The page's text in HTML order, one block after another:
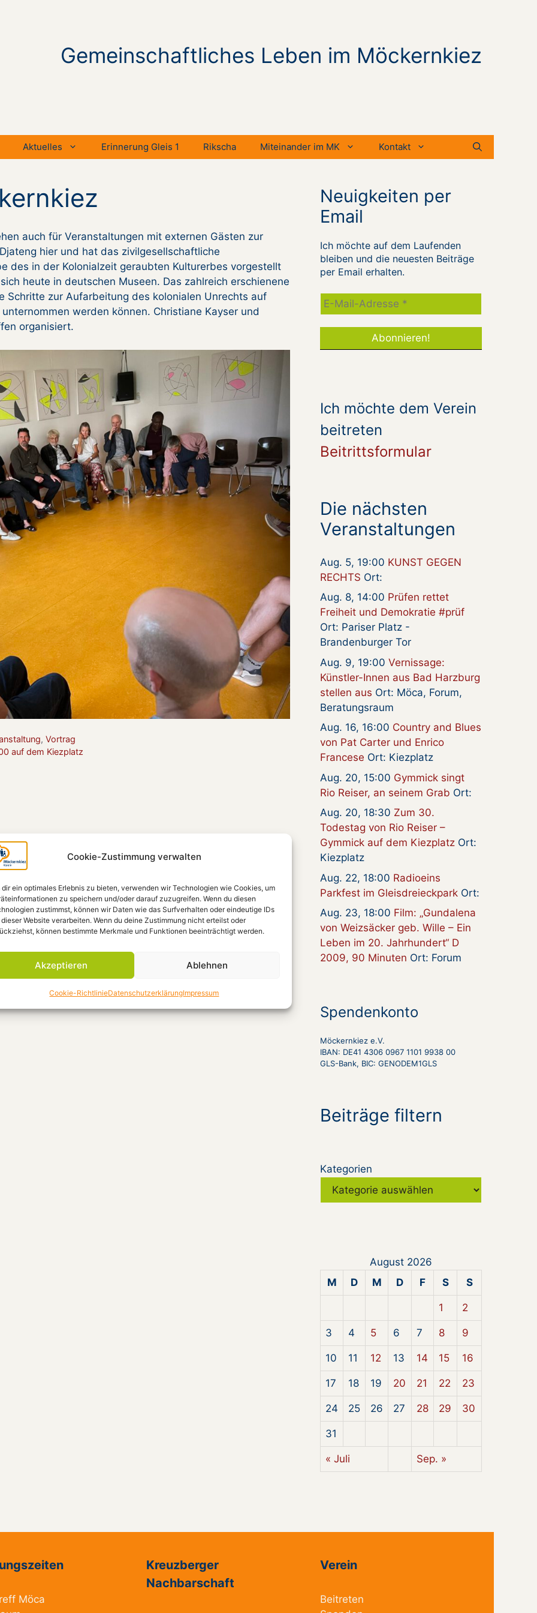
Cookie-Zustimmung verwalten
dir ein optimales Erlebnis zu bieten, verwenden wir Technologien wie Cookies, um
zu speichern und/oder darauf zuzugreifen. Wenn du diesen
zustimmst, können wir Daten wie das Surfverhalten oder eindeutige IDs
Website verarbeiten. Wenn du deine Zustimmung nicht erteilst oder
können bestimmte Merkmale und Funktionen beeinträchtigt werden.
Akzeptieren Ablehnen
Cookie-RichtlinieDatenschutzerklärungImpressum
Gemeinschaftliches Leben im Möckernkiez
Aktuelles Erinnerung Gleis 1 Rikscha Miteinander im MK Kontakt
auch für Veranstaltungen mit externen Gästen zur
hier und hat das zivilgesellschaftliche
des in der Kolonialzeit geraubten Kulturerbes vorgestellt
heute in deutschen Museen. Das zahlreich erschienene
Schritte zur Aufarbeitung des kolonialen Unrechts auf
werden können. Christiane Kayser und
organisiert.
,Vortrag
auf dem Kiezplatz
Neuigkeiten per
Email
Ich möchte auf dem Laufenden
bleiben und die neuesten Beiträge
per Email erhalten.
Ich möchte dem Verein
beitreten
Beitrittsformular
Die nächsten
Veranstaltungen
Aug. 5, 19:00 KUNST GEGEN
RECHTS Ort:
Aug. 8, 14:00 Prüfen rettet
Freiheit und Demokratie #prüf
Ort: Pariser Platz -
Brandenburger Tor
Aug. 9, 19:00 Vernissage:
Künstler-Innen aus Bad Harzburg
stellen aus Ort: Möca, Forum,
Beratungsraum
Aug. 16, 16:00 Country and Blues
von Pat Carter und Enrico
Francese Ort: Kiezplatz
Aug. 20, 15:00 Gymmick singt
Rio Reiser, an seinem Grab Ort:
Aug. 20, 18:30 Zum 30.
Todestag von Rio Reiser –
Gymmick auf dem Kiezplatz Ort:
Kiezplatz
Aug. 22, 18:00 Radioeins
Parkfest im Gleisdreieckpark Ort:
Aug. 23, 18:00 Film: „Gundalena
von Weizsäcker geb. Wille – Ein
Leben im 20. Jahrhundert“ D
2009, 90 Minuten Ort: Forum
Spendenkonto
Möckernkiez e.V.
IBAN: DE41 4306 0967 1101 9938 00
GLS-Bank, BIC: GENODEM1GLS
Beiträge filtern
Kategorien
August 2026
M
D M D F S S
1 2
3 4 5 6 7 8 9
10 11 12 13 14 15 16
17 18 19 20 21 22 23
24 25 26 27 28 29 30
31
« Juli Sep. »
Möca
Kreuzberger
Nachbarschaft
Verein
Beitreten